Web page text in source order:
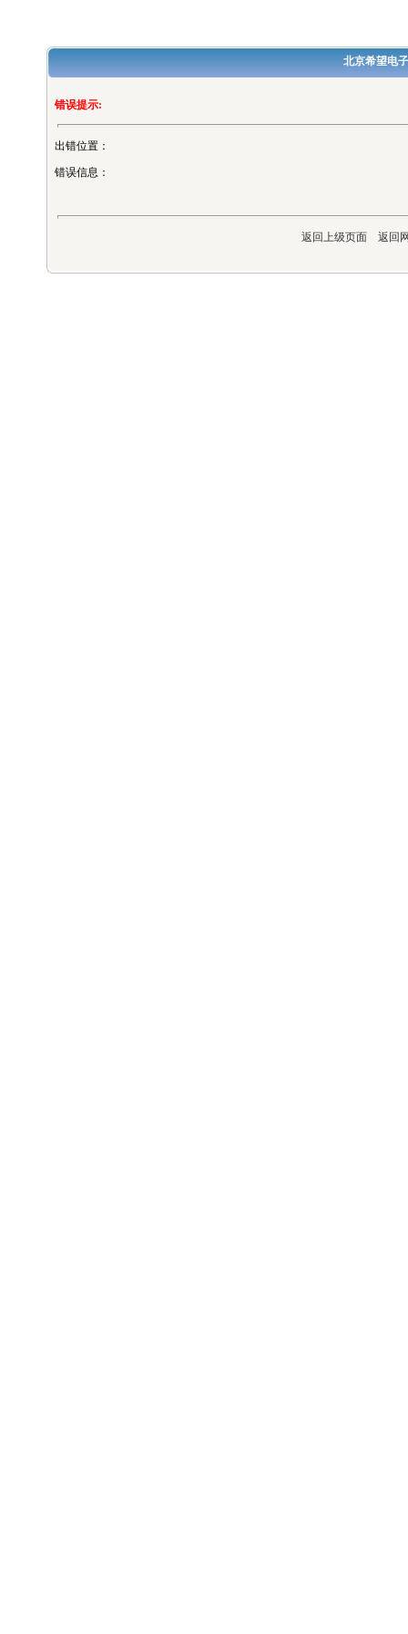
北京希望电
错误提示:
出错位置：
错误信息：
返回上级页面 返回